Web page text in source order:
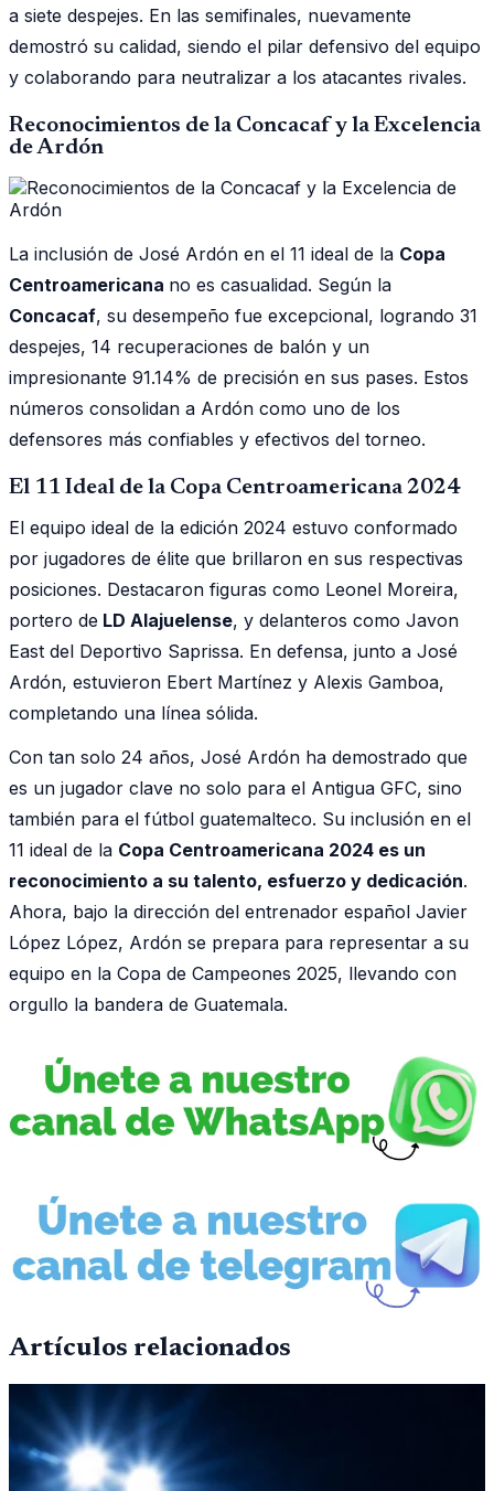
a siete despejes. En las semifinales, nuevamente
demostró su calidad, siendo el pilar defensivo del equipo
y colaborando para neutralizar a los atacantes rivales.
Reconocimientos de la Concacaf y la Excelencia
de Ardón
La inclusión de José Ardón en el 11 ideal de la Copa
Centroamericana no es casualidad. Según la
Concacaf, su desempeño fue excepcional, logrando 31
despejes, 14 recuperaciones de balón y un
impresionante 91.14% de precisión en sus pases. Estos
números consolidan a Ardón como uno de los
defensores más confiables y efectivos del torneo.
El 11 Ideal de la Copa Centroamericana 2024
El equipo ideal de la edición 2024 estuvo conformado
por jugadores de élite que brillaron en sus respectivas
posiciones. Destacaron figuras como Leonel Moreira,
portero de LD Alajuelense, y delanteros como Javon
East del Deportivo Saprissa. En defensa, junto a José
Ardón, estuvieron Ebert Martínez y Alexis Gamboa,
completando una línea sólida.
Con tan solo 24 años, José Ardón ha demostrado que
es un jugador clave no solo para el Antigua GFC, sino
también para el fútbol guatemalteco. Su inclusión en el
11 ideal de la Copa Centroamericana 2024 es un
reconocimiento a su talento, esfuerzo y dedicación.
Ahora, bajo la dirección del entrenador español Javier
López López, Ardón se prepara para representar a su
equipo en la Copa de Campeones 2025, llevando con
orgullo la bandera de Guatemala.
Artículos relacionados